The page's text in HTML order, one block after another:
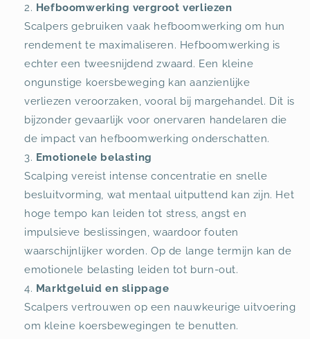
Hefboomwerking vergroot verliezen
Scalpers gebruiken vaak hefboomwerking om hun
rendement te maximaliseren. Hefboomwerking is
echter een tweesnijdend zwaard. Een kleine
ongunstige koersbeweging kan aanzienlijke
verliezen veroorzaken, vooral bij margehandel. Dit is
bijzonder gevaarlijk voor onervaren handelaren die
de impact van hefboomwerking onderschatten.
Emotionele belasting
Scalping vereist intense concentratie en snelle
besluitvorming, wat mentaal uitputtend kan zijn. Het
hoge tempo kan leiden tot stress, angst en
impulsieve beslissingen, waardoor fouten
waarschijnlijker worden. Op de lange termijn kan de
emotionele belasting leiden tot burn-out.
Marktgeluid en slippage
Scalpers vertrouwen op een nauwkeurige uitvoering
om kleine koersbewegingen te benutten.